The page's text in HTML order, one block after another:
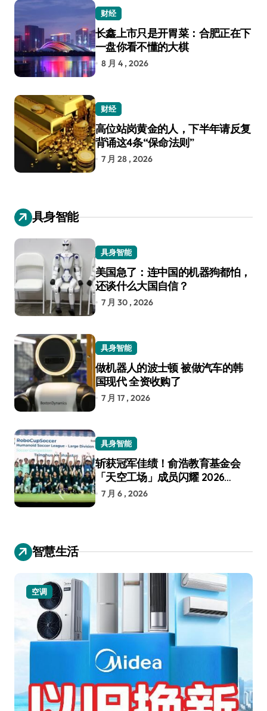
财经
长鑫上市只是开胃菜：合肥正在下
一盘你看不懂的大棋
8 月 4 , 2026
财经
高位站岗黄金的人，下半年请反复
背诵这4条“保命法则”
7 月 28 , 2026
具身智能
具身智能
美国急了：连中国的机器狗都怕，
还谈什么大国自信？
7 月 30 , 2026
具身智能
做机器人的波士顿 被做汽车的韩
国现代 全资收购了
7 月 17 , 2026
具身智能
斩获冠军佳绩！俞浩教育基金会
「天空工场」成员闪耀 2026
RoboCup 机器人世界杯
7 月 6 , 2026
智慧生活
空调